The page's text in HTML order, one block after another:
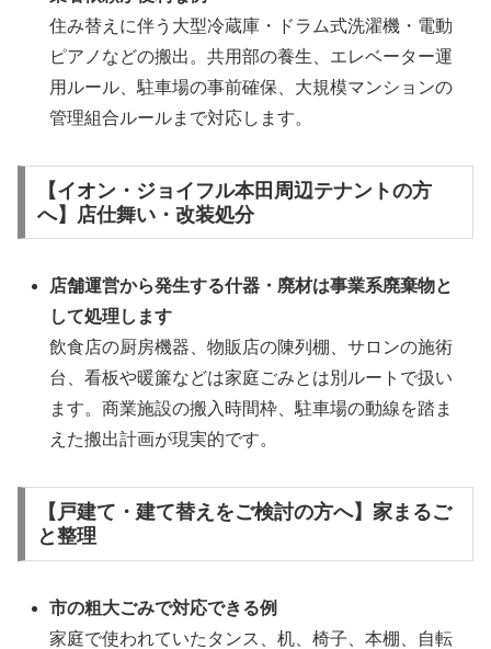
住み替えに伴う大型冷蔵庫・ドラム式洗濯機・電動
ピアノなどの搬出。共用部の養生、エレベーター運
用ルール、駐車場の事前確保、大規模マンションの
管理組合ルールまで対応します。
【イオン・ジョイフル本田周辺テナントの方
へ】店仕舞い・改装処分
店舗運営から発生する什器・廃材は事業系廃棄物と
して処理します
飲食店の厨房機器、物販店の陳列棚、サロンの施術
台、看板や暖簾などは家庭ごみとは別ルートで扱い
ます。商業施設の搬入時間枠、駐車場の動線を踏ま
えた搬出計画が現実的です。
【戸建て・建て替えをご検討の方へ】家まるご
と整理
市の粗大ごみで対応できる例
家庭で使われていたタンス、机、椅子、本棚、自転